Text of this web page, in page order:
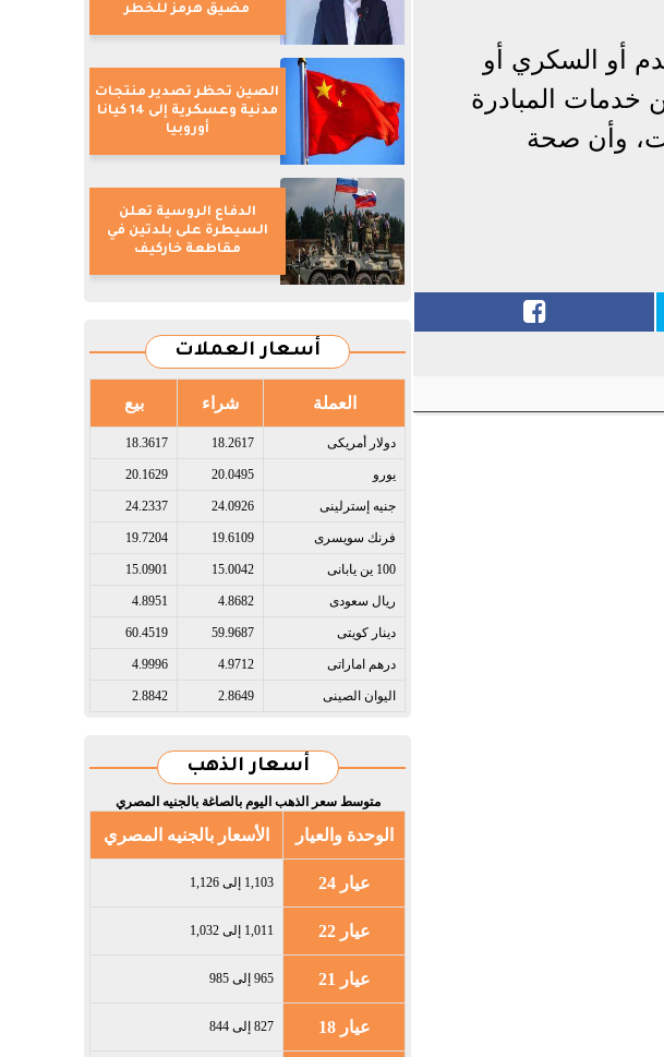
أو السكري أو
خدمات المبادرة
وأن صحة
مضيق هرمز للخطر
الصين تحظر تصدير منتجات
مدنية وعسكرية إلى 14 كيانا
أوروبيا
الدفاع الروسية تعلن
السيطرة على بلدتين في
مقاطعة خاركيف
أسعار العملات
العملة شراء بيع
دولار أمريكى​ 18.2617
18.3617
يورو​ 20.0495
20.1629
جنيه إسترلينى​ 24.0926
24.2337
فرنك سويسرى​ 19.6109
19.7204
100 ين يابانى​ 15.0042
15.0901
ريال سعودى​ 4.8682
4.8951
دينار كويتى​ 59.9687
60.4519
درهم اماراتى​ 4.9712
4.9996
اليوان الصينى​ 2.8649
2.8842
أسعار الذهب
متوسط سعر الذهب اليوم بالصاغة بالجنيه المصري
الوحدة والعيار الأسعار بالجنيه المصري
عيار 24 1,103 إلى 1,126
عيار 22 1,011 إلى 1,032
عيار 21 965 إلى 985
عيار 18 827 إلى 844